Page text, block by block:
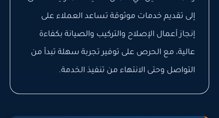
إلى تقديم خدمات موثوقة تساعد العملاء على
إنجاز أعمال الإصلاح والتركيب والصيانة بكفاءة
عالية، مع الحرص على توفير تجربة سهلة تبدأ من
التواصل وحتى الانتهاء من تنفيذ الخدمة.